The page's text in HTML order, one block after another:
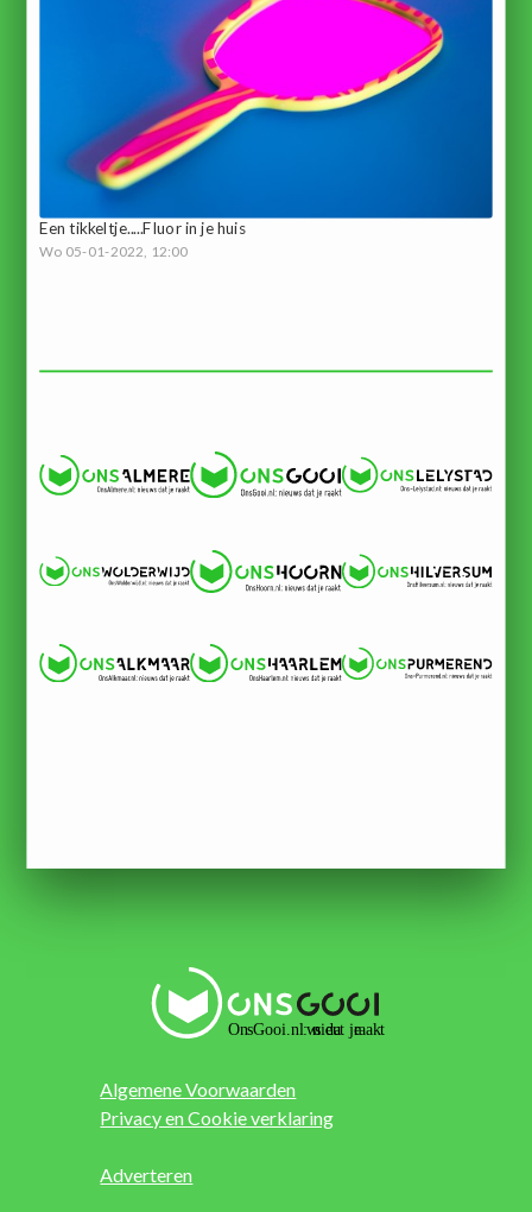
Een tikkeltje.....Fluor in je huis
Wo 05-01-2022, 12:00
Algemene Voorwaarden
Privacy en Cookie verklaring
Adverteren